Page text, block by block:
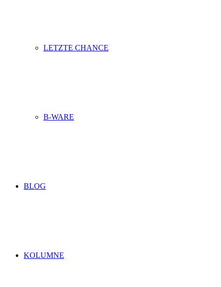
LETZTE CHANCE
B-WARE
BLOG
KOLUMNE